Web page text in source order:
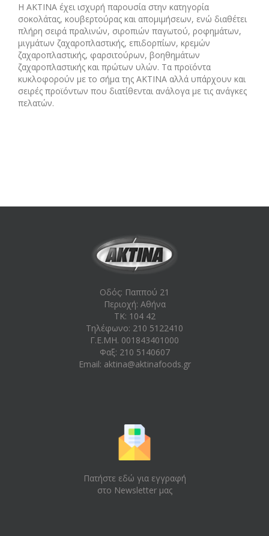
Η ΑΚΤΙΝΑ έχει ισχυρή παρουσία στην κατηγορία
σοκολάτας, κουβερτούρας και απομιμήσεων, ενώ διαθέτει
πλήρη σειρά πραλινών, σιροπιών παγωτού, ροφημάτων,
μιγμάτων ζαχαροπλαστικής, επιδορπίων, κρεμών
ζαχαροπλαστικής, φαρσιτούρων, βοηθημάτων
ζαχαροπλαστικής και πρώτων υλών. Τα προϊόντα
κυκλοφορούν με το σήμα της ΑΚΤΙΝΑ αλλά υπάρχουν και
σειρές προϊόντων που διατίθενται ανάλογα με τις ανάγκες
πελατών.
Οδός: Παππού 21
Περιοχή: Aθήνα
ΤΚ: 104 42
Τηλέφωνο: 210 5122410
Γ.Ε.ΜΗ. 001843401000
Φαξ: 210 5140607
Email: aktina@aktinafoods.gr
Πατήστε εδώ για εγγραφή
στο Newsletter μας